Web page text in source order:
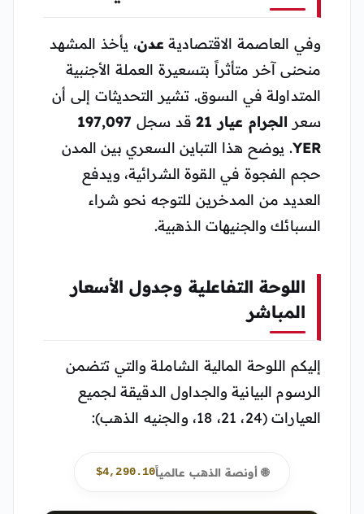
وفي العاصمة الاقتصادية عدن، يأخذ المشهد
منحنى آخر متأثراً بتسعيرة العملة الأجنبية
المتداولة في السوق. تشير التحديثات إلى أن
سعر الجرام عيار 21 قد سجل 197,097
YER. يوضح هذا التباين السعري بين المدن
حجم الفجوة في القوة الشرائية، ويدفع
العديد من المدخرين للتوجه نحو شراء
السبائك والجنيهات الذهبية.
اللوحة التفاعلية وجدول الأسعار
المباشر
إليكم اللوحة المالية الشاملة والتي تتضمن
الرسوم البيانية والجداول الدقيقة لجميع
العيارات (24، 21، 18، والجنيه الذهب):
🌐 أونصة الذهب عالمياً$4,290.10